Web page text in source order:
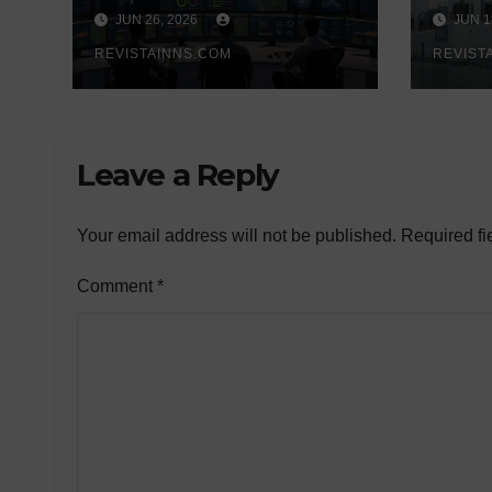
energética: los
catalizadores
digitales de un
nuevo modelo
resiliente
JUN 26, 2026
REVISTAINNS.COM
por
JUN
Leave a Reply
Your email address will not be published. Required
Comment *